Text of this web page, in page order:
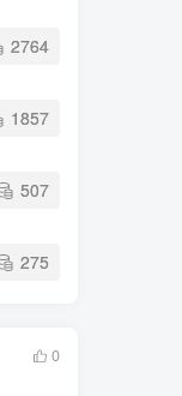
2764
1857
507
275
0